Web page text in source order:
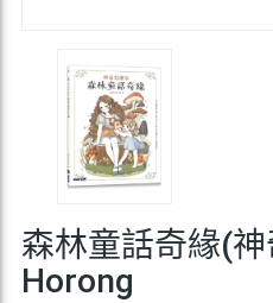
森林童話奇緣(
Horong